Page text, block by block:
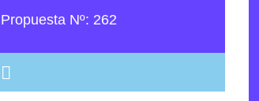
Propuesta Nº: 262